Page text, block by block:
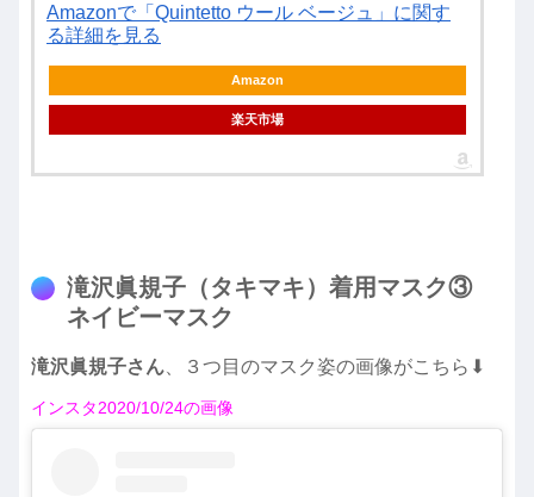
Amazonで「Quintetto ウール ベージュ」に関す
る詳細を見る
Amazon
楽天市場
滝沢眞規子（タキマキ）着用マスク③
ネイビーマスク
滝沢眞規子さん、３つ目のマスク姿の画像がこちら⬇︎
インスタ2020/10/24の画像